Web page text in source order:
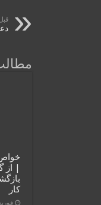
قبل
|
کار
فوریه 2,